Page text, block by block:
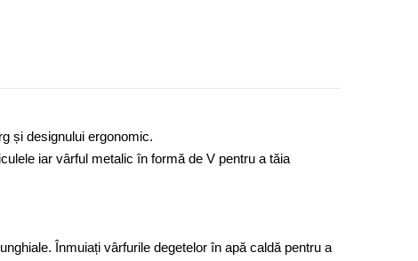
și designului ergonomic.
iar vârful metalic în formă de V pentru a tăia
Înmuiați vârfurile degetelor în apă caldă pentru a